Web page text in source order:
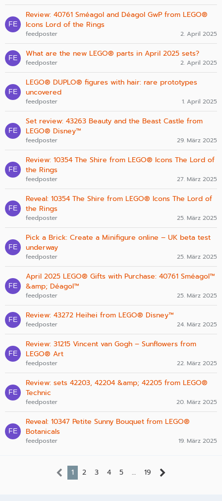
Review: 40761 Sméagol and Déagol GwP from LEGO®
Icons Lord of the Rings
feedposter 2. April 2025
What are the new LEGO® parts in April 2025 sets?
feedposter 2. April 2025
LEGO® DUPLO® figures with hair: rare prototypes
uncovered
feedposter 1. April 2025
Set review: 43263 Beauty and the Beast Castle from
LEGO® Disney™
feedposter 29. März 2025
Review: 10354 The Shire from LEGO® Icons The Lord of
the Rings
feedposter 27. März 2025
Reveal: 10354 The Shire from LEGO® Icons The Lord of
the Rings
feedposter 25. März 2025
Pick a Brick: Create a Minifigure online – UK beta test
underway
feedposter 25. März 2025
April 2025 LEGO® Gifts with Purchase: 40761 Sméagol™
&amp; Déagol™
feedposter 25. März 2025
Review: 43272 Heihei from LEGO® Disney™
feedposter 24. März 2025
Review: 31215 Vincent van Gogh – Sunflowers from
LEGO® Art
feedposter 22. März 2025
Review: sets 42203, 42204 &amp; 42205 from LEGO®
Technic
feedposter 20. März 2025
Reveal: 10347 Petite Sunny Bouquet from LEGO®
Botanicals
feedposter 19. März 2025
1 2 3 4 5 … 19